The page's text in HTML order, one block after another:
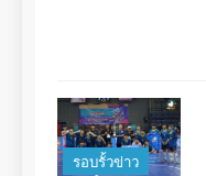
รอบรั้วข่าว